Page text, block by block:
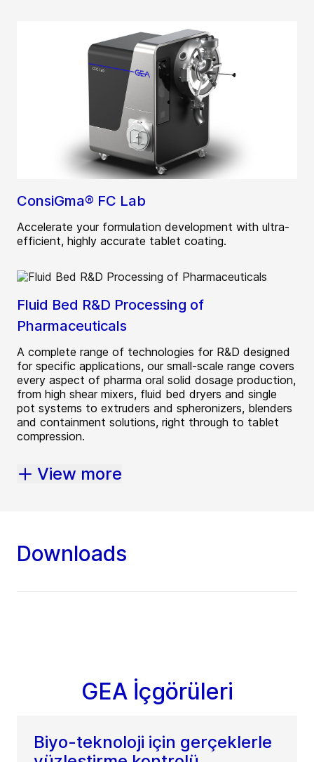
ConsiGma® FC Lab
Accelerate your formulation development with ultra-
efficient, highly accurate tablet coating.
Fluid Bed R&D Processing of
Pharmaceuticals
A complete range of technologies for R&D designed
for specific applications, our small-scale range covers
every aspect of pharma oral solid dosage production,
from high shear mixers, fluid bed dryers and single
pot systems to extruders and spheronizers, blenders
and containment solutions, right through to tablet
compression.
View more
Downloads
GEA İçgörüleri
Biyo-teknoloji için gerçeklerle